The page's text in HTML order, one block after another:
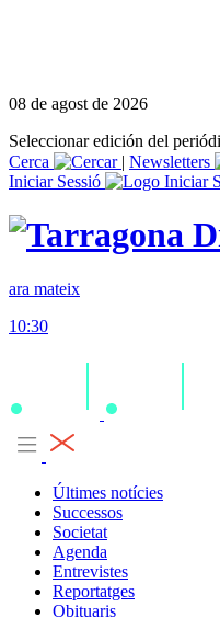
08 de agost de 2026
Seleccionar edición del
Cerca
| Newsletters
Iniciar Sessió
ara mateix
10:30
Últimes notícies
Successos
Societat
Agenda
Entrevistes
Reportatges
Obituaris